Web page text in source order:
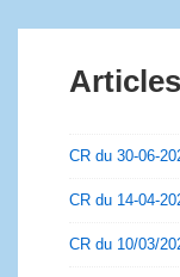
CR du 30-06-
CR du 14-04-
CR du 10/03/